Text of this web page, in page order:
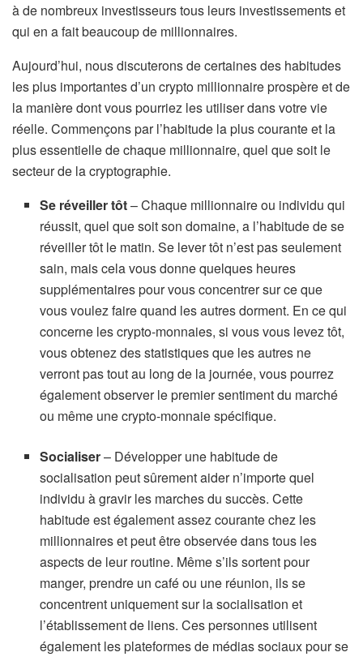
à de nombreux investisseurs tous leurs investissements et
qui en a fait beaucoup de millionnaires.
Aujourd’hui, nous discuterons de certaines des habitudes
les plus importantes d’un crypto millionnaire prospère et de
la manière dont vous pourriez les utiliser dans votre vie
réelle. Commençons par l’habitude la plus courante et la
plus essentielle de chaque millionnaire, quel que soit le
secteur de la cryptographie.
Se réveiller tôt– Chaque millionnaire ou individu qui
réussit, quel que soit son domaine, a l’habitude de se
réveiller tôt le matin. Se lever tôt n’est pas seulement
sain, mais cela vous donne quelques heures
supplémentaires pour vous concentrer sur ce que
vous voulez faire quand les autres dorment. En ce qui
concerne les crypto-monnaies, si vous vous levez tôt,
vous obtenez des statistiques que les autres ne
verront pas tout au long de la journée, vous pourrez
également observer le premier sentiment du marché
ou même une crypto-monnaie spécifique.
Socialiser– Développer une habitude de
socialisation peut sûrement aider n’importe quel
individu à gravir les marches du succès. Cette
habitude est également assez courante chez les
millionnaires et peut être observée dans tous les
aspects de leur routine. Même s’ils sortent pour
manger, prendre un café ou une réunion, ils se
concentrent uniquement sur la socialisation et
l’établissement de liens. Ces personnes utilisent
également les plateformes de médias sociaux pour se